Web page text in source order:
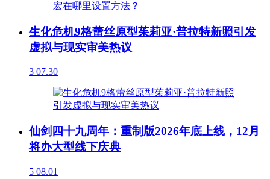
生化危机9格蕾丝原型茱莉亚·普拉特新照引发
虚拟与现实审美热议
3 07.30
仙剑四十九周年：重制版2026年底上线，12月
将办大型线下庆典
5 08.01